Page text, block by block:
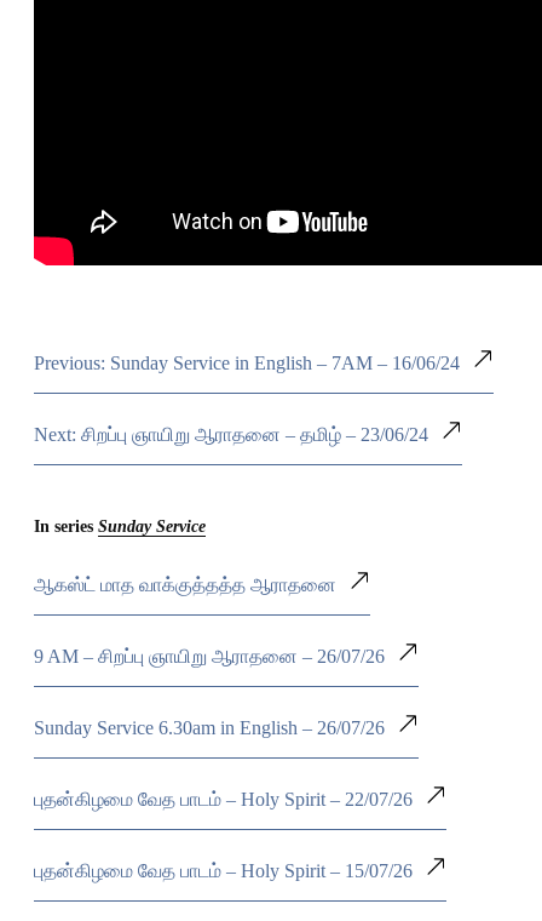
Previous: Sunday Service in English – 7AM – 16/06/24
Next: சிறப்பு ஞாயிறு ஆராதனை – தமிழ் – 23/06/24
In series Sunday Service
ஆகஸ்ட் மாத வாக்குத்தத்த ஆராதனை
9 AM – சிறப்பு ஞாயிறு ஆராதனை – 26/07/26
Sunday Service 6.30am in English – 26/07/26
புதன்கிழமை வேத பாடம் – Holy Spirit – 22/07/26
புதன்கிழமை வேத பாடம் – Holy Spirit – 15/07/26